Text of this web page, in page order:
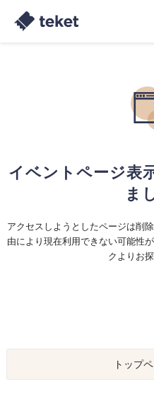
イベントページ表
ま
アクセスしようとしたページは削
由により現在利用できない可能性
クよりお
トップ